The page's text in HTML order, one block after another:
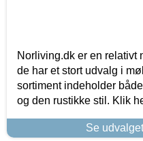
Norliving.dk er en relativt
de har et stort udvalg i
sortiment indeholder
og den rustikke stil. Klik
Se